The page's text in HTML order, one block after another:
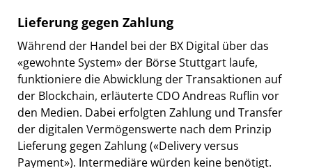
Lieferung gegen Zahlung
Während der Handel bei der BX Digital über das
«gewohnte System» der Börse Stuttgart laufe,
funktioniere die Abwicklung der Transaktionen auf
der Blockchain, erläuterte CDO Andreas Ruflin vor
den Medien. Dabei erfolgten Zahlung und Transfer
der digitalen Vermögenswerte nach dem Prinzip
Lieferung gegen Zahlung («Delivery versus
Payment»). Intermediäre würden keine benötigt.